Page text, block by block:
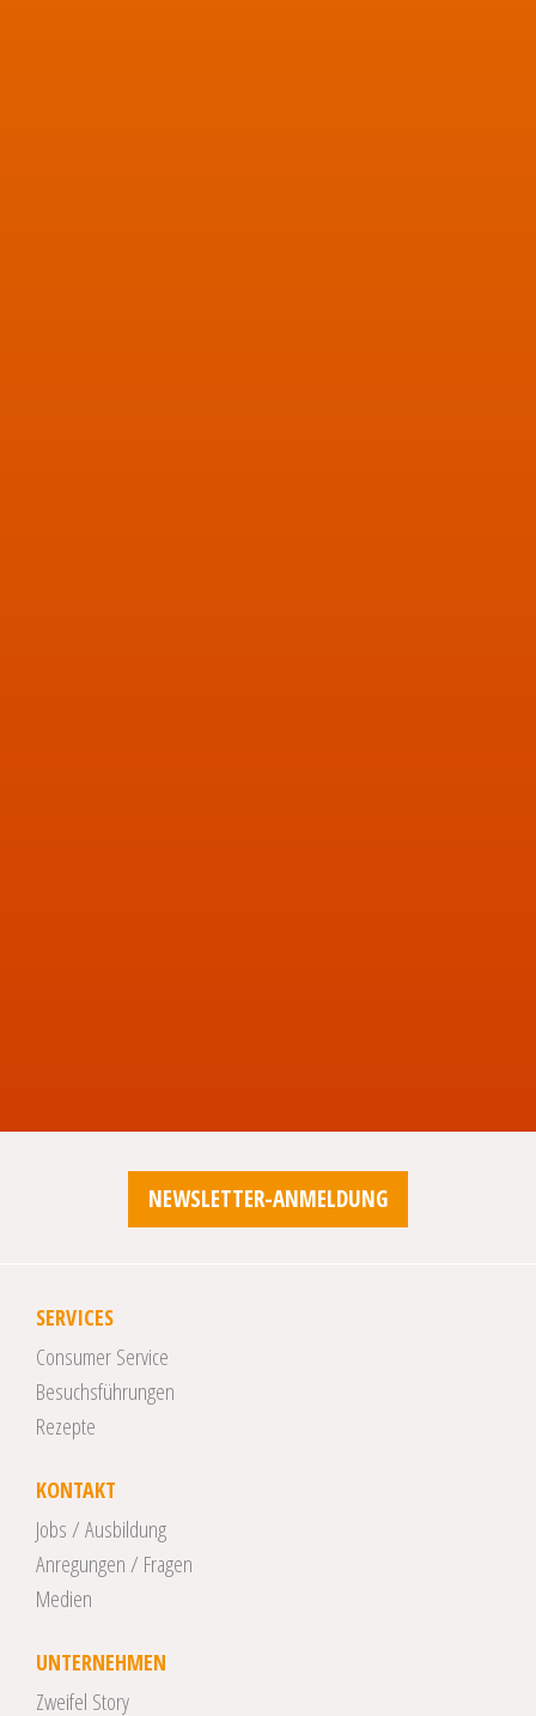
NEWSLETTER-ANMELDUNG
SERVICES
Consumer Service
Besuchsführungen
Rezepte
KONTAKT
Jobs / Ausbildung
Anregungen / Fragen
Medien
UNTERNEHMEN
Zweifel Story